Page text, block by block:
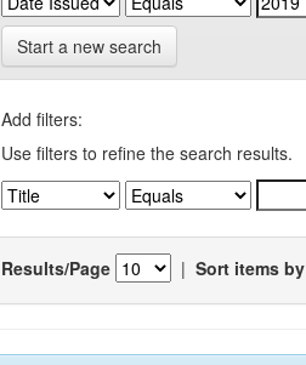
Start a new search
Add filters:
Use filters to refine the search results.
Results/Page | Sort items by